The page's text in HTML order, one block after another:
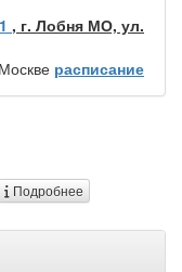
, г. Лобня МО, ул.
расписание
Подробнее